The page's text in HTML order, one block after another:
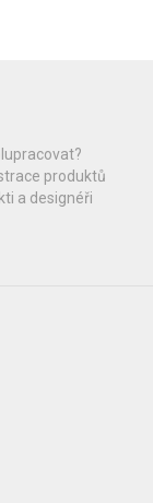
produktů
a designéři